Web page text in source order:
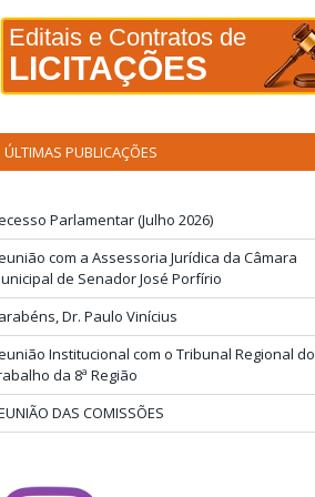
Editais e Contratos de
LICITAÇÕES
ÚLTIMAS PUBLICAÇÕES
Parlamentar (Julho 2026)
com a Assessoria Jurídica da Câmara
de Senador José Porfírio
Dr. Paulo Vinícius
Institucional com o Tribunal Regional do
da 8ª Região
DAS COMISSÕES